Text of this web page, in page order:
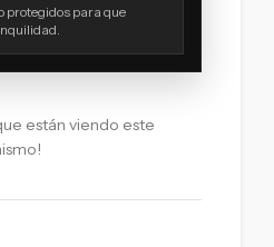
protegidos para que
están viendo este